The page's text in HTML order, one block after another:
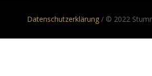
Datenschutzerklärung / © 2022